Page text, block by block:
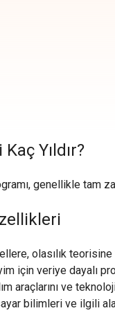
Yıldır?
genellikle tam
olasılık
için veriye dayalı
araçlarını ve
bilimleri ve ilgili